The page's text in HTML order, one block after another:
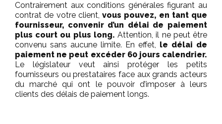
Contrairement aux conditions générales figurant au
contrat de votre client, vous pouvez, en tant que
fournisseur, convenir d’un délai de paiement
plus court ou plus long.Attention, il ne peut être
convenu sans aucune limite. En effet, le délai de
paiement ne peut excéder 60 jours calendrier.
Le législateur veut ainsi protéger les petits
fournisseurs ou prestataires face aux grands acteurs
du marché qui ont le pouvoir d’imposer à leurs
clients des délais de paiement longs.